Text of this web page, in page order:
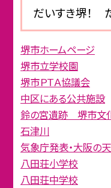
だいすき堺！
堺市ホームページ
堺市立学校園
堺市ＰＴＡ協議会
中区にある公共施設
鈴の宮遺跡 堺市文
石津川
気象庁発表・大阪の
八田荘小学校
八田荘中学校